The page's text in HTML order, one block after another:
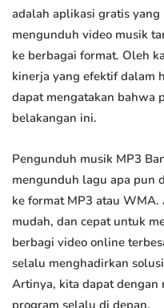
adalah aplikasi gratis
mengunduh video musik
ke berbagai format. Oleh
kinerja yang efektif dalam
dapat mengatakan bahwa
belakangan ini.
Pengunduh musik MP3
mengunduh lagu apa pun
ke format MP3 atau
mudah, dan cepat untuk
berbagi video online
selalu menghadirkan
Artinya, kita dapat dengan